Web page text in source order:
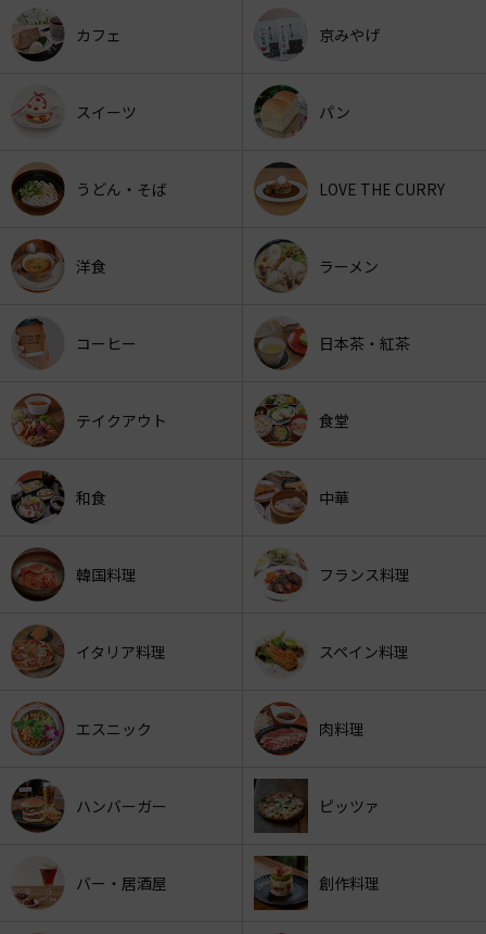
カフェ 京みやげ
スイーツ パン
うどん・そば LOVE THE CURRY
洋食 ラーメン
コーヒー 日本茶・紅茶
テイクアウト 食堂
和食 中華
韓国料理 フランス料理
イタリア料理 スペイン料理
エスニック 肉料理
ハンバーガー ピッツァ
バー・居酒屋 創作料理